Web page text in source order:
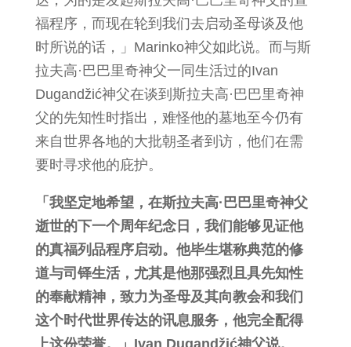
福程序，而现在轮到我们去启动圣母谈及他
时所说的话，」Marinko神父如此说。而与斯
拉夫高·巴巴里奇神父一同生活过的Ivan
Dugandžić神父在谈到斯拉夫高·巴巴里奇神
父的先知性时指出，难怪他的墓地至今仍有
来自世界各地的大批朝圣者到访，他们在需
要时寻求他的庇护。
「我坚定地希望，在斯拉夫高·巴巴里奇神父
逝世的下一个周年纪念日，我们能够见证他
的真福列品程序启动。他毕生堪称典范的修
道与司铎生活，尤其是他那强烈且具先知性
的奉献精神，致力为圣母及其向教会和我们
这个时代世界传达的讯息服务，他完全配得